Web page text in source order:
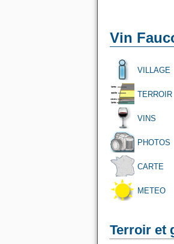
Vin
VILLAGE
TERROIR
VINS
PHOTOS
CARTE
METEO
Terroir et